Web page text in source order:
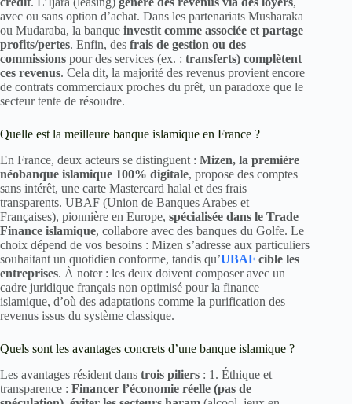
avec ou sans option d’achat. Dans les partenariats Musharaka
ou Mudaraba, la banque investit comme associée et partage
profits/pertes. Enfin, des frais de gestion ou des
commissions pour des services (ex. : transferts) complètent
ces revenus. Cela dit, la majorité des revenus provient encore
de contrats commerciaux proches du prêt, un paradoxe que le
secteur tente de résoudre.
Quelle est la meilleure banque islamique en France ?
En France, deux acteurs se distinguent : Mizen, la première
néobanque islamique 100% digitale, propose des comptes
sans intérêt, une carte Mastercard halal et des frais
transparents. UBAF (Union de Banques Arabes et
Françaises), pionnière en Europe, spécialisée dans le Trade
Finance islamique, collabore avec des banques du Golfe. Le
choix dépend de vos besoins : Mizen s’adresse aux particuliers
souhaitant un quotidien conforme, tandis qu’UBAF cible les
entreprises. À noter : les deux doivent composer avec un
cadre juridique français non optimisé pour la finance
islamique, d’où des adaptations comme la purification des
revenus issus du système classique.
Quels sont les avantages concrets d’une banque islamique ?
Les avantages résident dans trois piliers : 1. Éthique et
transparence : Financer l’économie réelle (pas de